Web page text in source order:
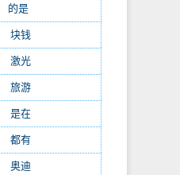
的是(1059)
块钱
激光
旅游
是在
都有
奥迪